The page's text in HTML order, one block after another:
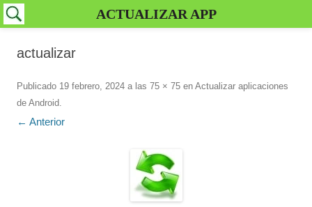
actualizar
Publicado 19 febrero, 2024 a las 75 × 75 en Actualizar aplicaciones
de Android.
← Anterior
ACTUALIZAR APP